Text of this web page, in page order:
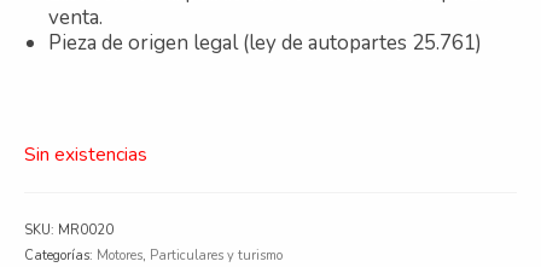
venta.
Pieza de origen legal (ley de autopartes 25.761)
Sin existencias
SKU: MR0020
Categorías: Motores, Particulares y turismo